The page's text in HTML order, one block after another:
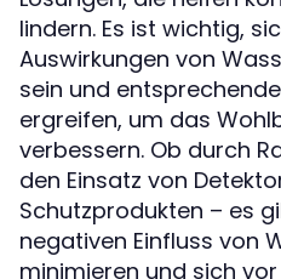
lindern. Es ist wichtig,
Auswirkungen von
sein und
ergreifen, um das
verbessern. Ob durch
den Einsatz von
Schutzprodukten – es
negativen Einfluss von
minimieren und sich